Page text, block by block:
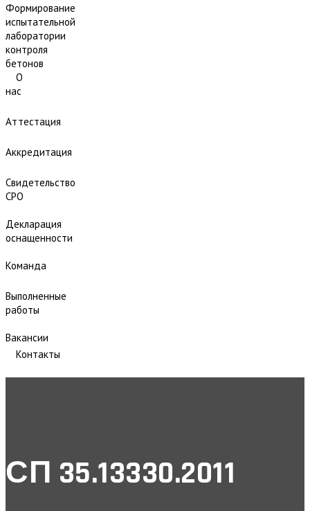
Формирование
испытательной
лаборатории
контроля
бетонов
О
нас
Аттестация
Аккредитация
Свидетельство
СРО
Декларация
оснащенности
Команда
Выполненные
работы
Вакансии
Контакты
СП 35.13330.2011